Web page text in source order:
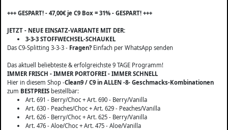
+++ GESPART! - 47,00€ je C9 Box = 31% - GESPART! +++
JETZT - NEUE EINSATZ-VARIANTE MIT DER:
3-3-3 STOFFWECHSEL-SCHAUKEL
Das C9-Splitting 3-3-3 - Fragen? Einfach per WhatsApp senden
Das aktuell beliebteste & erfolgreichste 9 TAGE Programm!
IMMER FRISCH - IMMER PORTOFREI - IMMER SCHNELL
Hier in diesem Shop -Clean9 / C9 in ALLEN -8- Geschmacks-Kombinationen
zum BESTPREIS bestellbar:
Art. 691 - Berry/Choc + Art. 690 - Berry/Vanilla
Art. 630 - Peaches/Choc + Art. 629 - Peaches/Vanilla
Art. 626 - Berry/Choc + Art. 625 - Berry/Vanilla
Art. 476 - Aloe/Choc + Art. 475 - Aloe/Vanilla